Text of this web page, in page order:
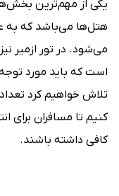
یکی از مهم‌ترین
هتل‌ها می‌باشد که به
می‌شود. در تور ازمیر
است که باید مورد توجه
تلاش خواهیم کرد
کنیم تا مسافران برای
کافی داشته باشند.